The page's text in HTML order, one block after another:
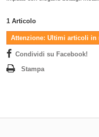
1 Articolo
Attenzione: Ultimi articoli in
Condividi su Facebook!
Stampa